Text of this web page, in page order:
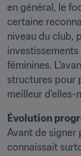
en général, le
certaine
niveau du club,
féminines.
structures pour
meilleur d'elles-
Évolution
Avant de signer
connaissait